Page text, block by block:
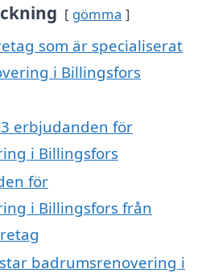
gömma
som är specialiserat
i Billingsfors
erbjudanden för
i Billingsfors
för
i Billingsfors från
badrumsrenovering i